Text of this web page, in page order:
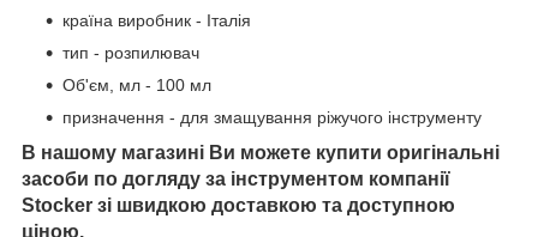
країна виробник - Італія
тип - розпилювач
Об'єм, мл - 100 мл
призначення - для змащування ріжучого інструменту
В нашому магазині Ви можете купити оригінальні
засоби по догляду за інструментом компанії
Stocker зі швидкою доставкою та доступною
ціною.